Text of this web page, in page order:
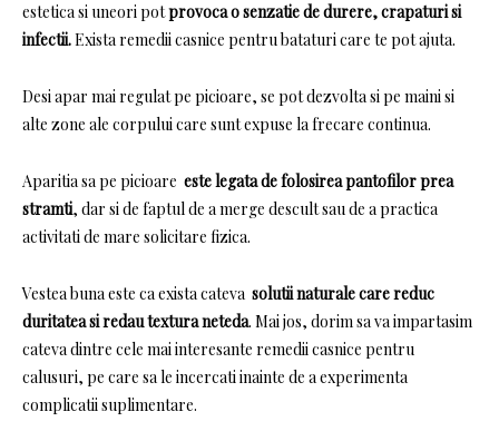
estetica si uneori potprovoca o senzatie de durere, crapaturi si
infectii.Exista remedii casnice pentru bataturi care te pot ajuta.
Desi apar mai regulat pe picioare, se pot dezvolta si pe maini si
alte zone ale corpului care sunt expuse la frecare continua.
Aparitia sa pe picioare este legata de folosirea pantofilor prea
stramti, dar si de faptul de a merge descult sau de a practica
activitati de mare solicitare fizica.
Vestea buna este ca exista cateva solutii naturale care reduc
duritatea si redau textura neteda. Mai jos, dorim sa va impartasim
cateva dintre cele mai interesante remedii casnice pentru
calusuri, pe care sa le incercati inainte de a experimenta
complicatii suplimentare.